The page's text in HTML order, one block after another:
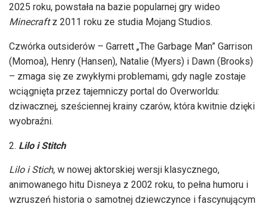
2025 roku, powstała na bazie popularnej gry wideo
Minecraftz 2011 roku ze studia Mojang Studios.
Czwórka outsiderów – Garrett „The Garbage Man” Garrison
(Momoa), Henry (Hansen), Natalie (Myers) i Dawn (Brooks)
– zmaga się ze zwykłymi problemami, gdy nagle zostaje
wciągnięta przez tajemniczy portal do Overworldu:
dziwacznej, sześciennej krainy czarów, która kwitnie dzięki
wyobraźni.
Lilo i Stitch
Lilo i Stich, w nowej aktorskiej wersji klasycznego,
animowanego hitu Disneya z 2002 roku, to pełna humoru i
wzruszeń historia o samotnej dziewczynce i fascynującym